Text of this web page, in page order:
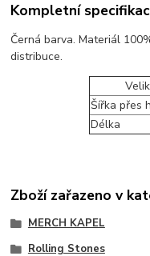
Kompletní
Černá barva. Materiál
distribuce.
Šířka přes
Délka
Zboží zařazeno v
MERCH KAPEL
Rolling Stones